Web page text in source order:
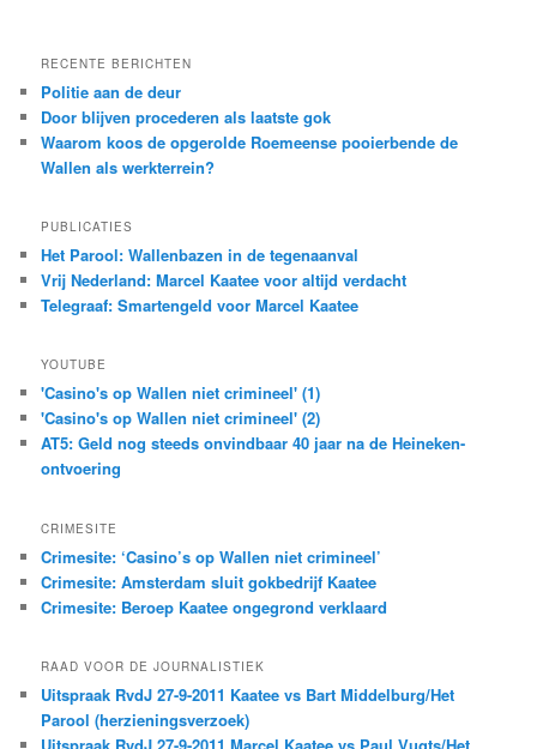
RECENTE BERICHTEN
Politie aan de deur
Door blijven procederen als laatste gok
Waarom koos de opgerolde Roemeense pooierbende de
Wallen als werkterrein?
PUBLICATIES
Het Parool: Wallenbazen in de tegenaanval
Vrij Nederland: Marcel Kaatee voor altijd verdacht
Telegraaf: Smartengeld voor Marcel Kaatee
YOUTUBE
'Casino's op Wallen niet crimineel' (1)
'Casino's op Wallen niet crimineel' (2)
AT5: Geld nog steeds onvindbaar 40 jaar na de Heineken-
ontvoering
CRIMESITE
Crimesite: ‘Casino’s op Wallen niet crimineel’
Crimesite: Amsterdam sluit gokbedrijf Kaatee
Crimesite: Beroep Kaatee ongegrond verklaard
RAAD VOOR DE JOURNALISTIEK
Uitspraak RvdJ 27-9-2011 Kaatee vs Bart Middelburg/Het
Parool (herzieningsverzoek)